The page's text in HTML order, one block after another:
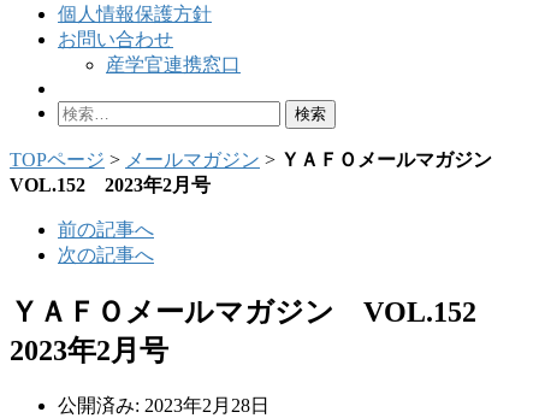
個人情報保護方針
お問い合わせ
産学官連携窓口
検
TOPページ > メールマガジン > ＹＡＦＯメールマガジン
VOL.152 2023年2月号
前の記事へ
次の記事へ
ＹＡＦＯメールマガジン VOL.152
2023年2月号
公開済み: 2023年2月28日